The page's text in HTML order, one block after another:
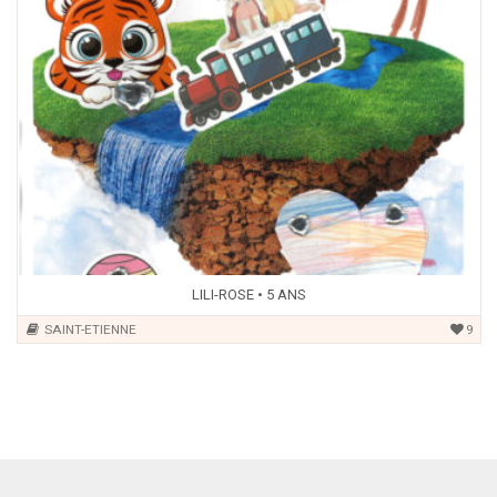
LILI-ROSE • 5 ANS
SAINT-ETIENNE 9